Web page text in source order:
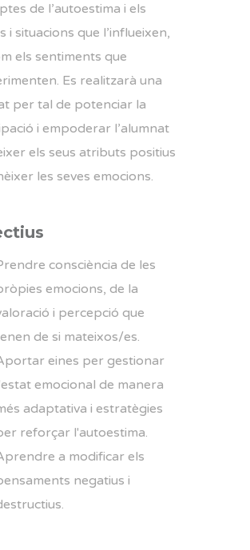
de l’autoestima i els
i situacions que l’influeixen,
els sentiments que
Es realitzarà una
per tal de potenciar la
i empoderar l’alumnat
els seus atributs positius
les seves emocions.
consciència de les
emocions, de la
i percepció que
de si mateixos/es.
eines per gestionar
emocional de manera
adaptativa i estratègies
reforçar l'autoestima.
a modificar els
negatius i